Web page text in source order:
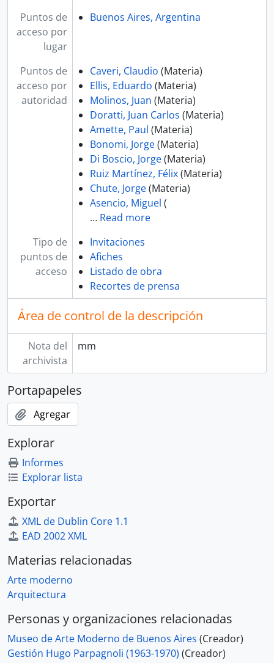
Puntos de
acceso por
lugar
Buenos Aires, Argentina
Puntos de
acceso por
autoridad
Caveri, Claudio (Materia)
Ellis, Eduardo (Materia)
Molinos, Juan (Materia)
Doratti, Juan Carlos (Materia)
Amette, Paul (Materia)
Bonomi, Jorge(Materia)
Di Boscio, Jorge(Materia)
Ruiz Martínez, Félix(Materia)
Chute, Jorge(Materia)
Asencio, Miguel (
… Read more
Tipo de
puntos de
acceso
Invitaciones
Afiches
Listado de obra
Recortes de prensa
Área de control de la descripción
Nota del
archivista
mm
Portapapeles
Agregar
Explorar
Informes
Explorar lista
Exportar
XML de Dublin Core 1.1
EAD 2002 XML
Materias relacionadas
Arte moderno
Arquitectura
Personas y organizaciones relacionadas
Museo de Arte Moderno de Buenos Aires (Creador)
Gestión Hugo Parpagnoli (1963-1970) (Creador)